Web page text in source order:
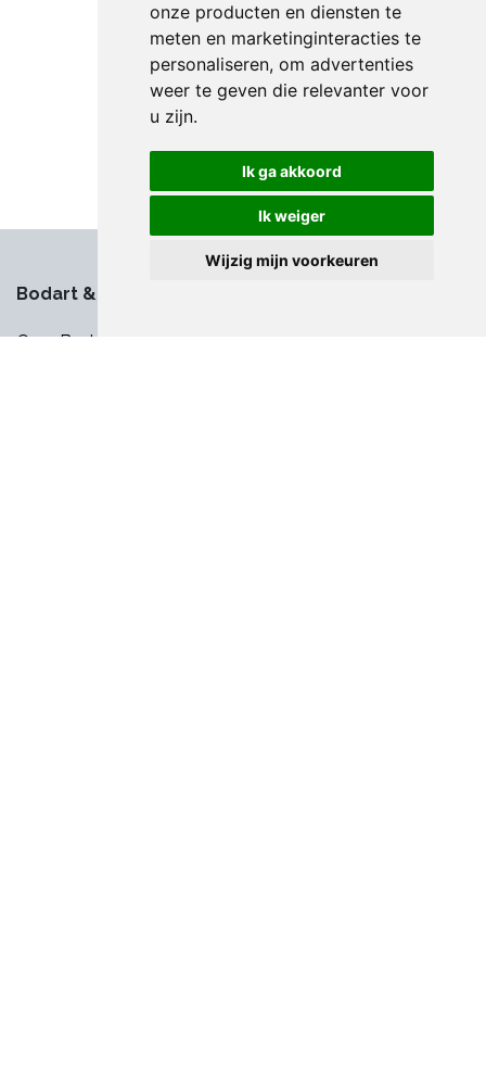
onze producten en diensten te
meten en marketinginteracties te
personaliseren, om advertenties
weer te geven die relevanter voor
u zijn.
Ik ga akkoord
Ik weiger
Wijzig mijn voorkeuren
Bodart & Co
Over Bodart & Co